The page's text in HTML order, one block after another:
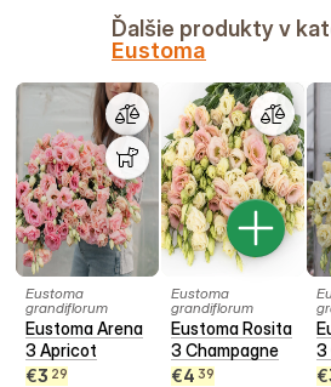
Ďalšie produkty v
Eustoma
Eustoma
grandiflorum
Eustoma Arena
3 Apricot
€3 29
Eustoma
grandiflorum
Eustoma Rosita
3 Champagne
€4 39
3
€